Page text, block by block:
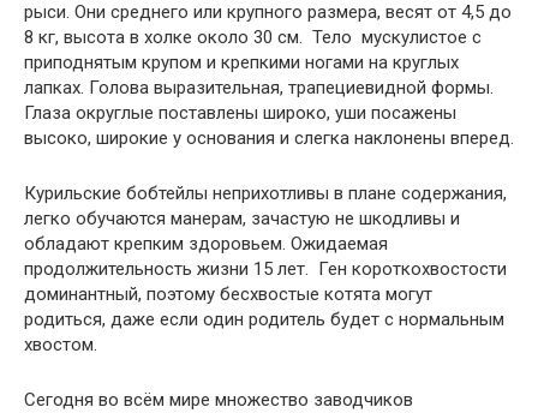
рыси. Они среднего или крупного размера, весят от 4,5 до
8 кг, высота в холке около 30 см. Тело мускулистое с
приподнятым крупом и крепкими ногами на круглых
лапках. Голова выразительная, трапециевидной формы.
Глаза округлые поставлены широко, уши посажены
высоко, широкие у основания и слегка наклонены вперед.
Курильские бобтейлы неприхотливы в плане содержания,
легко обучаются манерам, зачастую не шкодливы и
обладают крепким здоровьем. Ожидаемая
продолжительность жизни 15 лет. Ген короткохвостости
доминантный, поэтому бесхвостые котята могут
родиться, даже если один родитель будет с нормальным
хвостом.
Сегодня во всём мире множество заводчиков